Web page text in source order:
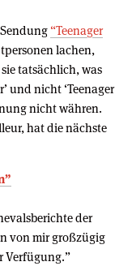
“Teenager
lachen,
tatsächlich, was
und nicht ‘Teenager
nicht währen.
hat die nächste
der
von mir großzügig
Verfügung.”